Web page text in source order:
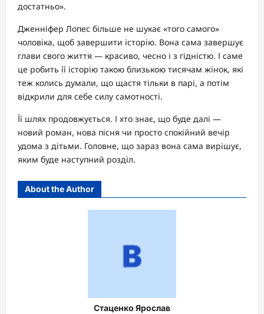
достатньо».
Дженніфер Лопес більше не шукає «того самого»
чоловіка, щоб завершити історію. Вона сама завершує
глави свого життя — красиво, чесно і з гідністю. І саме
це робить її історію такою близькою тисячам жінок, які
теж колись думали, що щастя тільки в парі, а потім
відкрили для себе силу самотності.
Її шлях продовжується. І хто знає, що буде далі —
новий роман, нова пісня чи просто спокійний вечір
удома з дітьми. Головне, що зараз вона сама вирішує,
яким буде наступний розділ.
About the Author
Стаценко Ярослав